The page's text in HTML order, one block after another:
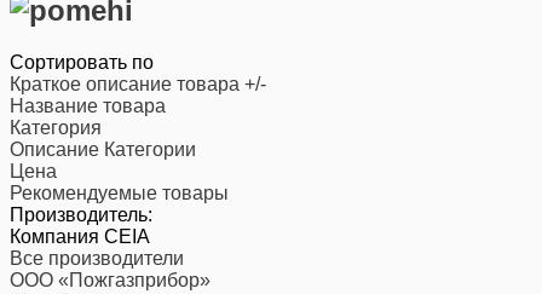
Сортировать по
Краткое описание товара +/-
Название товара
Категория
Описание Категории
Цена
Рекомендуемые товары
Производитель:
Компания CEIA
Все производители
ООО «Пожгазприбор»